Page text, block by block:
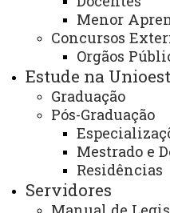
Menor
Concursos
Orgãos
Estude na
Graduação
Pós-Graduação
Mestrado e
Residências
Servidores
Eletrônicahttps://
toledo/secretarias-toledo/
financeira/apresentacao
Endereço para
correspondência:
Rua Guaíra, 3141 – JD.
Toledo – Paraná – Prédio